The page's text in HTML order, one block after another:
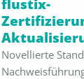
flustix-
Novellierte